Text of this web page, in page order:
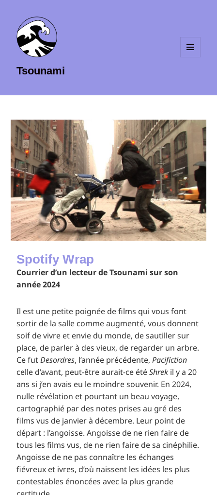
Tsounami
Spotify Wrap
Courrier d’un lecteur de Tsounami sur son
année 2024
Il est une petite poignée de films qui vous font
sortir de la salle comme augmenté, vous donnent
soif de vivre et envie du monde, de sautiller sur
place, de parler à des vieux, de regarder un arbre.
Ce futDesordres, l’année précédente,Pacifiction
celle d’avant, peut-être aurait-ce étéShrek il y a 20
ans si j’en avais eu le moindre souvenir. En 2024,
nulle révélation et pourtant un beau voyage,
cartographié par des notes prises au gré des
films vus de janvier à décembre. Leur point de
départ : l’angoisse. Angoisse de ne rien faire de
tous les films vus, de ne rien faire de sa cinéphilie.
Angoisse de ne pas connaître les échanges
fiévreux et ivres, d’où naissent les idées les plus
contestables énoncées avec la plus grande